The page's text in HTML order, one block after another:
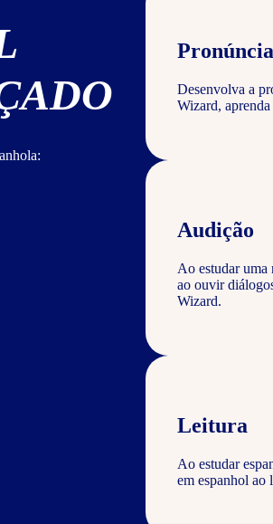
Pronúncia
Desenvolva a
Wizard,
Audição
Ao estudar uma
ao ouvir
Wizard.
Leitura
Ao estudar
em espanhol ao